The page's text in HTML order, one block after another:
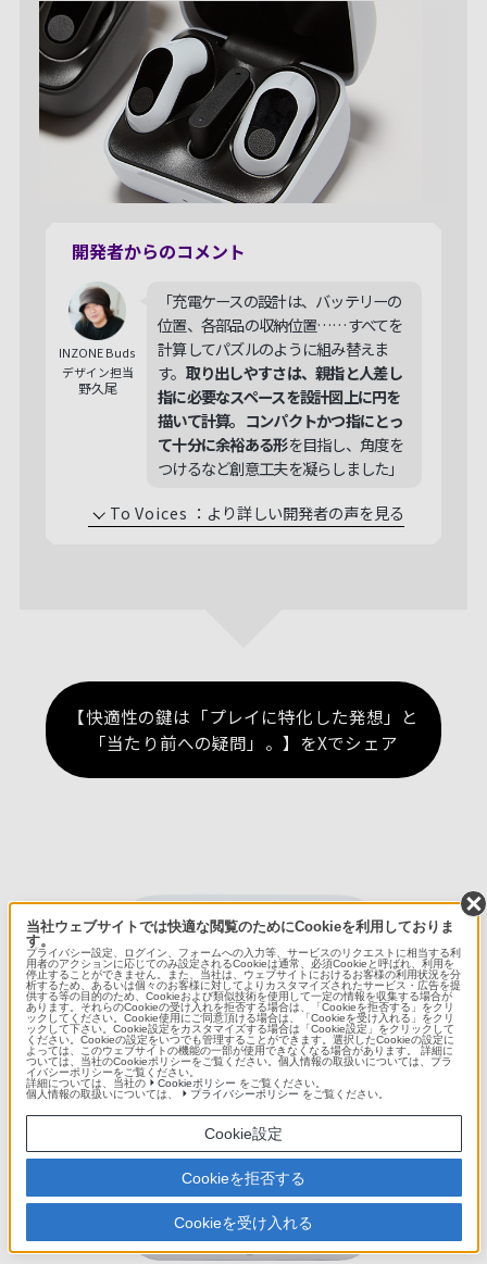
開発者からのコメント
INZONE Buds
デザイン担当
野久尾
「充電ケースの設計は、バッテリーの
位置、各部品の収納位置……すべてを
計算してパズルのように組み替えま
す。 取り出しやすさは、親指と人差し
指に必要なスペースを設計図上に円を
描いて計算。コンパクトかつ指にとっ
て十分に余裕ある形を目指し、角度を
つけるなど創意工夫を凝らしました」
To Voices ： より詳しい開発者の声を見る
【快適性の鍵は「プレイに特化した発想」と
「当たり前への疑問」。】をXでシェア
当社ウェブサイトでは快適な閲覧のためにCookieを利用しておりま
す。
プライバシー設定、ログイン、フォームへの入力等、サービスのリクエストに相当する利
用者のアクションに応じてのみ設定されるCookieは通常、必須Cookieと呼ばれ、利用を
停止することができません。また、当社は、ウェブサイトにおけるお客様の利用状況を分
析するため、あるいは個々のお客様に対してよりカスタマイズされたサービス・広告を提
供する等の目的のため、Cookieおよび類似技術を使用して一定の情報を収集する場合が
あります。それらのCookieの受け入れを拒否する場合は、「Cookieを拒否する」をクリ
ックしてください。Cookie使用にご同意頂ける場合は、「Cookieを受け入れる」をクリ
ックして下さい。Cookie設定をカスタマイズする場合は「Cookie設定」をクリックして
ください。Cookieの設定をいつでも管理することができます。選択したCookieの設定に
よっては、このウェブサイトの機能の一部が使用できなくなる場合があります。 詳細に
ついては、当社のCookieポリシーをご覧ください。個人情報の取扱いについては、プラ
イバシーポリシーをご覧ください。
詳細については、当社の
Cookieポリシー をご覧ください。
個人情報の取扱いについては、
プライバシーポリシー をご覧ください。
Cookie設定
Cookieを拒否する
Cookieを受け入れる